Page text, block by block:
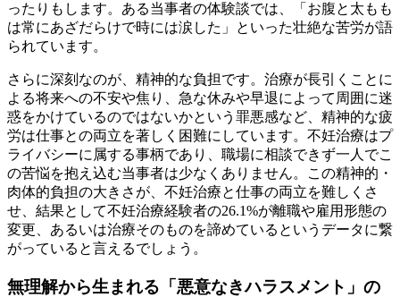
ったりもします。ある当事者の体験談では、「お腹と太もも
は常にあざだらけで時には涙した」といった壮絶な苦労が語
られています。
さらに深刻なのが、精神的な負担です。治療が長引くことに
よる将来への不安や焦り、急な休みや早退によって周囲に迷
惑をかけているのではないかという罪悪感など、精神的な疲
労は仕事との両立を著しく困難にしています。不妊治療はプ
ライバシーに属する事柄であり、職場に相談できず一人でこ
の苦悩を抱え込む当事者は少なくありません。この精神的・
肉体的負担の大きさが、不妊治療と仕事の両立を難しくさ
せ、結果として不妊治療経験者の26.1%が離職や雇用形態の
変更、あるいは治療そのものを諦めているというデータに繋
がっていると言えるでしょう。
無理解から生まれる「悪意なきハラスメント」の